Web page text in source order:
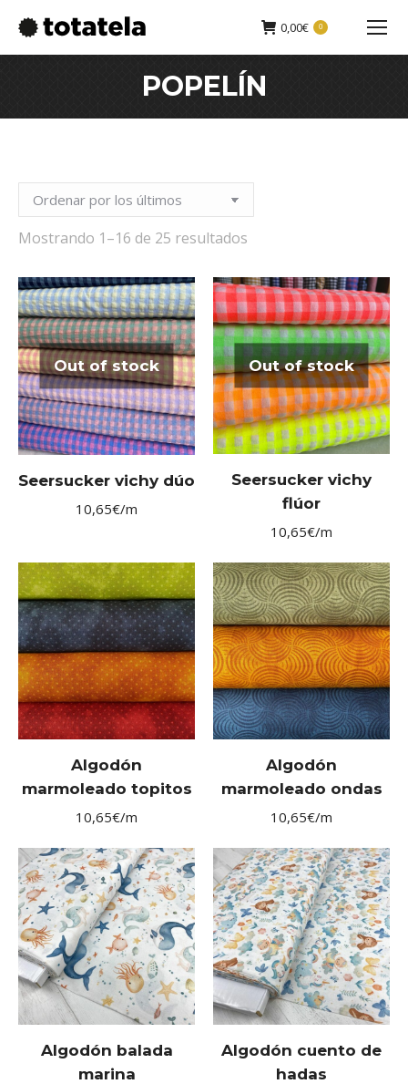
0,00€ 0
Buscar:
POPELÍN
Mostrando 1–16 de 25 resultados
latest
Out of stock
Seersucker vichy dúo
10,65€/m
Out of stock
Seersucker vichy
flúor
10,65€/m
Algodón
marmoleado topitos
10,65€/m
Algodón
marmoleado ondas
10,65€/m
Algodón balada
marina
Algodón cuento de
hadas